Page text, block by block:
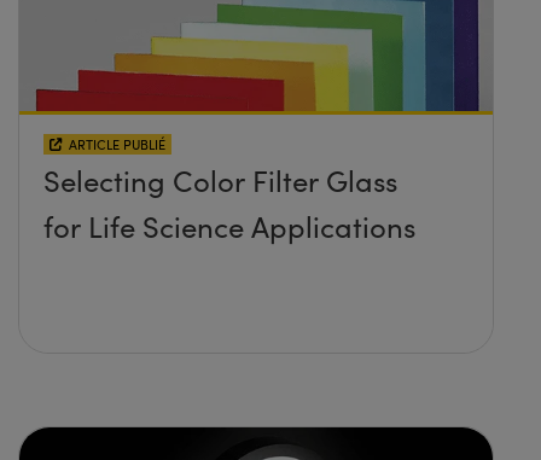
ARTICLE PUBLIÉ
Selecting Color Filter Glass
for Life Science Applications